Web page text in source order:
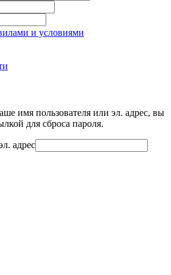
и условиями
имя пользователя или эл. адрес, вы
для сброса пароля.
адрес